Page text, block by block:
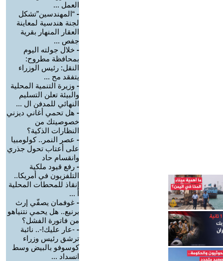
العمل ...
- “المهندسين”تشكل
لجنة هندسية لمعاينة
العقار المنهار بقرية
جفص ...
- خلال جولته اليوم
بمحافظة مطروح:
النقل: رئيس الوزراء
يتفقد مح ...
- وزيرة التنمية المحلية
والبيئة تعلن التسليم
النهائي للمدفن ال ...
- هل تحمي أغاني ديزني
خصوصيتك من
النظارات الذكية؟
- عصر النمر.. كولومبيا
على أعتاب تحول جذري
وانقسام حاد
- رفع قيود ملكية
التلفزيون في أمريكا..
إنقاذ للمحطات المحلية
أ ...
- غوفمان يصفّي إرث
برنيع.. هل يحمي نتنياهو
من فاتورة الفشل؟
- -عار عليك!-.. نائبة
ترشق رئيس وزراء
كوسوفو بالبيض وسط
انسداد ...